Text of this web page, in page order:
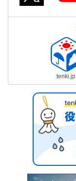
tenki.jp